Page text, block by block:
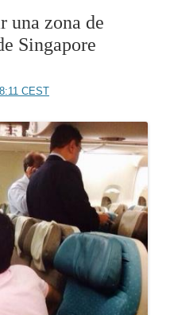
una zona de
Singapore
CEST